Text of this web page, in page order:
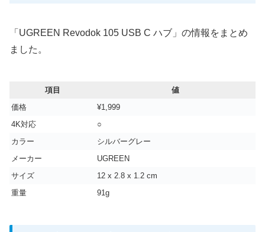
「UGREEN Revodok 105 USB C ハブ」の情報をまとめ
ました。
項目
値
価格
¥1,999
4K対応
○
カラー
‎シルバーグレー
メーカー
‎UGREEN
サイズ
‎12 x 2.8 x 1.2 cm
重量
‎‎91g